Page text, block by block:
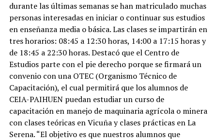
durante las últimas semanas se han matriculado muchas
personas interesadas en iniciar o continuar sus estudios
en enseñanza media o básica. Las clases se impartirán en
tres horarios: 08:45 a 12:30 horas, 14:00 a 17:15 horas y
de 18:45 a 22:30 horas. Destacó que el Centro de
Estudios parte con el pie derecho porque se firmará un
convenio con una OTEC (Organismo Técnico de
Capacitación), el cual permitirá que los alumnos de
CEIA-PAIHUEN puedan estudiar un curso de
capacitación en manejo de maquinaria agrícola o minera
con clases teóricas en Vicuña y clases prácticas en La
Serena. “El objetivo es que nuestros alumnos que